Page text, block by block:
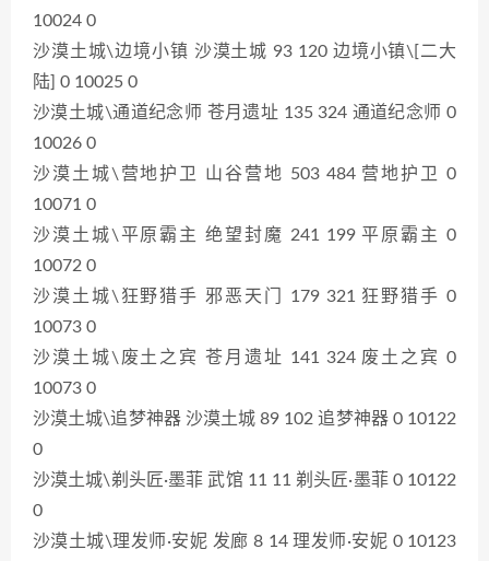
10024 0
沙漠土城\边境小镇 沙漠土城 93 120 边境小镇\[二大
陆] 0 10025 0
沙漠土城\通道纪念师 苍月遗址 135 324 通道纪念师 0
10026 0
沙漠土城\营地护卫 山谷营地 503 484 营地护卫 0
10071 0
沙漠土城\平原霸主 绝望封魔 241 199 平原霸主 0
10072 0
沙漠土城\狂野猎手 邪恶天门 179 321 狂野猎手 0
10073 0
沙漠土城\废土之宾 苍月遗址 141 324 废土之宾 0
10073 0
沙漠土城\追梦神器 沙漠土城 89 102 追梦神器 0 10122
0
沙漠土城\剃头匠·墨菲 武馆 11 11 剃头匠·墨菲 0 10122
0
沙漠土城\理发师·安妮 发廊 8 14 理发师·安妮 0 10123